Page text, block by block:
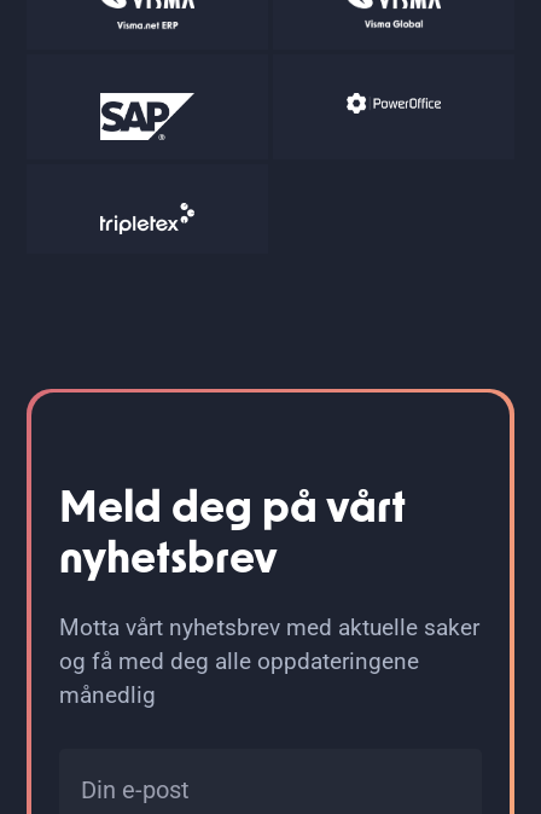
Meld deg på vårt
nyhetsbrev
Motta vårt nyhetsbrev med aktuelle saker
og få med deg alle oppdateringene
månedlig